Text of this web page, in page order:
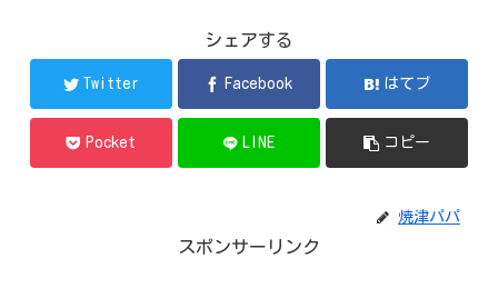
シェアする
Twitter Facebook はてブ
Pocket LINE コピー
焼津パパ
スポンサーリンク